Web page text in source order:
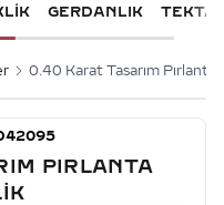
GERDANLIK TEKTAŞ
0.40 Karat Tasarım Pırlanta
PIRLANTA